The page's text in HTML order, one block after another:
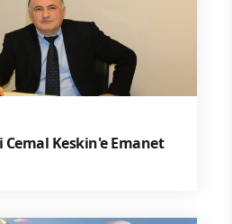
Keskin'e Emanet